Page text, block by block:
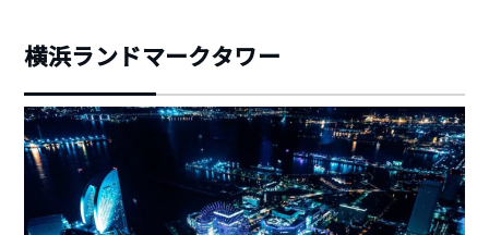
横浜ランドマークタワー